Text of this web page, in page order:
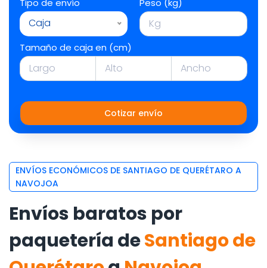
Tipo de envío
Caja
Peso (kg)
Tamaño de caja en (cm)
Cotizar envío
ENVÍOS ECONÓMICOS DE SANTIAGO DE QUERÉTARO A
NAVOJOA
Envíos baratos por
paquetería deSantiago de